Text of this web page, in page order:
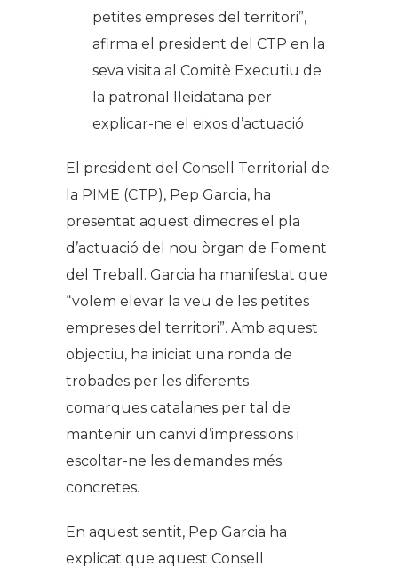
petites empreses del territori”,
afirma el president del CTP en la
seva visita al Comitè Executiu de
la patronal lleidatana per
explicar-ne el eixos d’actuació
El president del Consell Territorial de
la PIME (CTP), Pep Garcia, ha
presentat aquest dimecres el pla
d’actuació del nou òrgan de Foment
del Treball. Garcia ha manifestat que
“volem elevar la veu de les petites
empreses del territori”. Amb aquest
objectiu, ha iniciat una ronda de
trobades per les diferents
comarques catalanes per tal de
mantenir un canvi d’impressions i
escoltar-ne les demandes més
concretes.
En aquest sentit, Pep Garcia ha
explicat que aquest Consell